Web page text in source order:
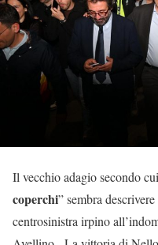
Il vecchio adagio secondo
coperchi” sembra
centrosinistra irpino